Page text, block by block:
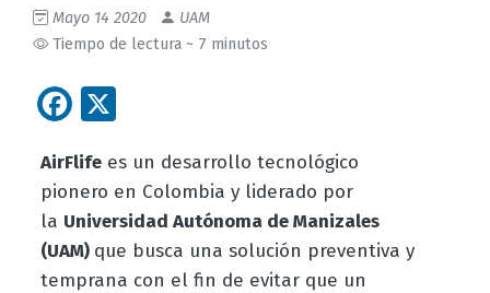
Mayo 14 2020
UAM
Tiempo de lectura ~ 7 minutos
Facebook
AirFlifees un desarrollo tecnológico
pionero en Colombia y liderado por
la Universidad Autónoma de Manizales
(UAM) que busca una solución preventiva y
temprana con el fin de evitar que un